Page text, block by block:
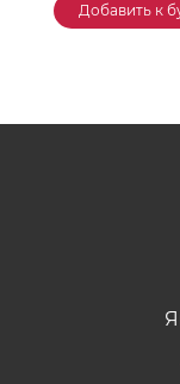
Добавить к